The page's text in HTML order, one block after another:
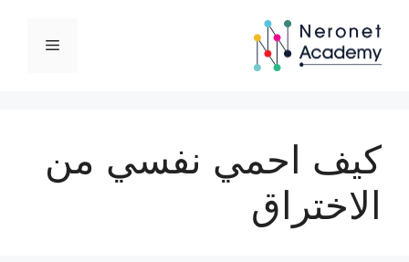
المحتوى
القائمة
كيف احمي نفسي من
الاختراق